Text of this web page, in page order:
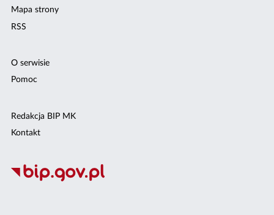
Mapa strony
RSS
O serwisie
Pomoc
Redakcja BIP MK
Kontakt